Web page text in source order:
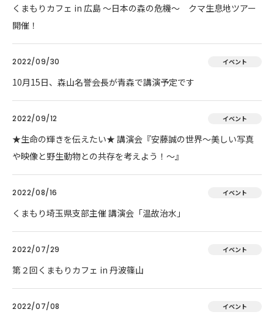
くまもりカフェ in 広島 ～日本の森の危機～ クマ生息地ツアー
開催！
2022/09/30 イベント
10月15日、森山名誉会長が青森で講演予定です
2022/09/12 イベント
★生命の輝きを伝えたい★ 講演会『安藤誠の世界～美しい写真
や映像と野生動物との共存を考えよう！～』
2022/08/16 イベント
くまもり埼玉県支部主催 講演会「温故治水」
2022/07/29 イベント
第２回くまもりカフェ in 丹波篠山
2022/07/08 イベント